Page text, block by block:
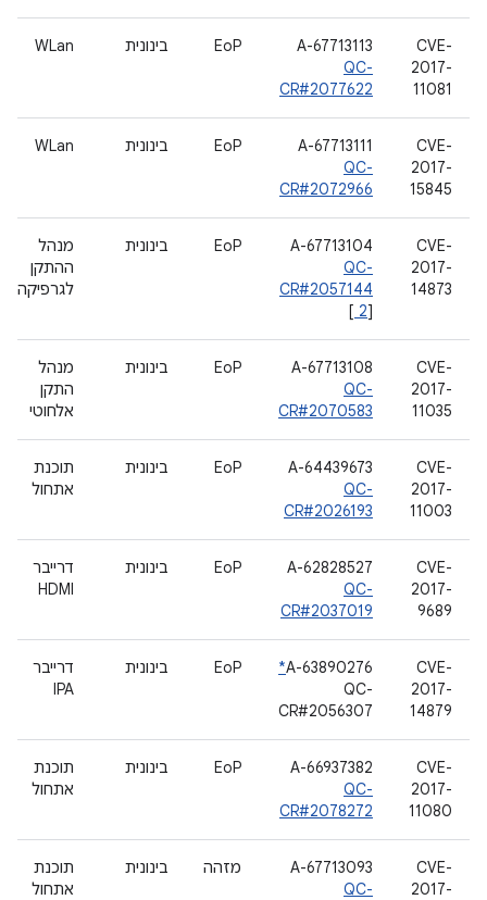
CVE-
2017-
11081
A-67713113
QC-
CR#2077622
EoP בינונית WLan
CVE-
2017-
15845
A-67713111
QC-
CR#2072966
EoP בינונית WLan
CVE-
2017-
14873
A-67713104
QC-
CR#2057144
[ 2]
EoP בינונית
מנהל
ההתקן
לגרפיקה
CVE-
2017-
11035
A-67713108
QC-
CR#2070583
EoP בינונית
מנהל
התקן
אלחוטי
CVE-
2017-
11003
A-64439673
QC-
CR#2026193
EoP בינונית
תוכנת
אתחול
CVE-
2017-
9689
A-62828527
QC-
CR#2037019
EoP בינונית
דרייבר
HDMI
CVE-
2017-
14879
A-63890276
*
QC-
CR#2056307
EoP בינונית
דרייבר
IPA
CVE-
2017-
11080
A-66937382
QC-
CR#2078272
EoP בינונית
תוכנת
אתחול
CVE-
2017-
A-67713093
QC-
מזהה בינונית
תוכנת
אתחול